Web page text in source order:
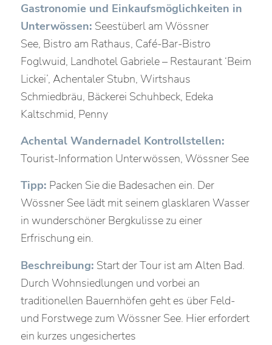
Gastronomie und Einkaufsmöglichkeiten in
Unterwössen: Seestüberl am Wössner
See, Bistro am Rathaus, Café-Bar-Bistro
Foglwuid, Landhotel Gabriele – Restaurant ‘Beim
Lickei’, Achentaler Stubn, Wirtshaus
Schmiedbräu, Bäckerei Schuhbeck, Edeka
Kaltschmid, Penny
Achental Wandernadel Kontrollstellen:
Tourist-Information Unterwössen, Wössner See
Tipp: Packen Sie die Badesachen ein. Der
Wössner See lädt mit seinem glasklaren Wasser
in wunderschöner Bergkulisse zu einer
Erfrischung ein.
Beschreibung: Start der Tour ist am Alten Bad.
Durch Wohnsiedlungen und vorbei an
traditionellen Bauernhöfen geht es über Feld-
und Forstwege zum Wössner See. Hier erfordert
ein kurzes ungesichertes